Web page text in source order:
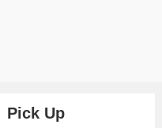
Pick Up